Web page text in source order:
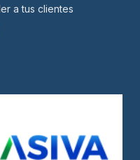
a tus clientes